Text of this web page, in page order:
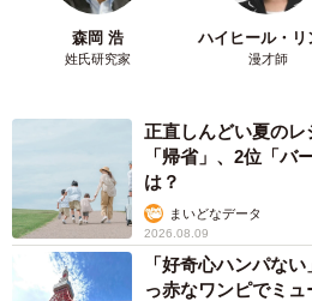
◇ ◇
今回話題になった作品は納豆モ
樹脂粘土でお菓子モチーフの雑貨
ているLiccaさん。
森岡 浩
姓氏研究家
ハイヒール・リ
漫才師
正直しんどい夏の
「帰省」、2位「バ
は？
まいどなデータ
2026.08.09
「好奇心ハンパな
っ赤なワンピでミ